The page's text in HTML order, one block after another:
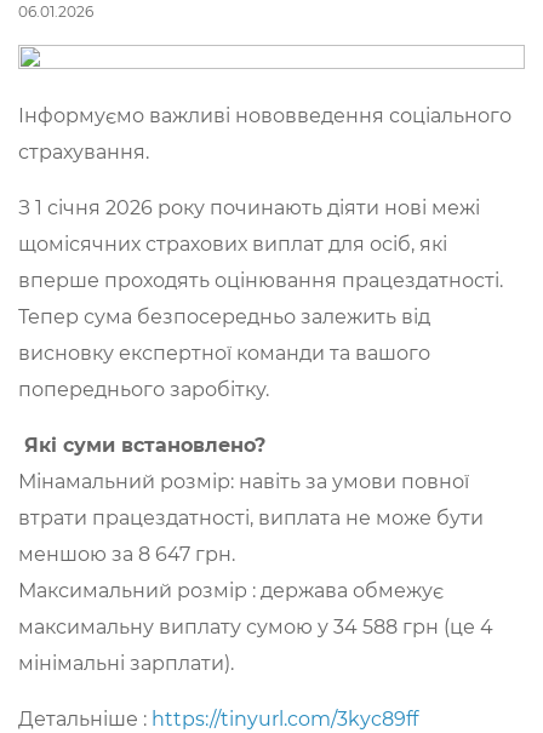
06.01.2026
Інформуємо важливі нововведення соціального
страхування.
​З 1 січня 2026 року починають діяти нові межі
щомісячних страхових виплат для осіб, які
вперше проходять оцінювання працездатності.
Тепер сума безпосередньо залежить від
висновку експертної команди та вашого
попереднього заробітку.
Які суми встановлено?
​Мінамальний розмір: навіть за умови повної
втрати працездатності, виплата не може бути
меншою за 8 647 грн.
​Максимальний розмір : держава обмежує
максимальну виплату сумою у 34 588 грн (це 4
мінімальні зарплати).
Детальніше : https://tinyurl.com/3kyc89ff